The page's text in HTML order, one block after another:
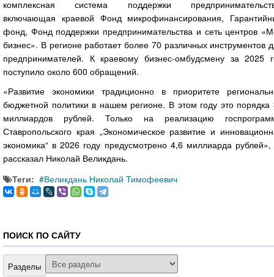
комплексная система поддержки
включающая краевой Фонд микрофинансирования,
фонд, Фонд поддержки предпринимательства и сеть центров
бизнес». В регионе работает более 70 различных инструментов
предпринимателей. К краевому бизнес-омбудсмену за 2025
поступило около 600 обращений.
«Развитие экономики традиционно в приоритете
бюджетной политики в нашем регионе. В этом году это порядка
миллиардов рублей. Только на реализацию
Ставропольского края „Экономическое развитие и
экономика“ в 2026 году предусмотрено 4,6 миллиарда
рассказал Николай Великдань.
Теги:
Великдань Николай Тимофеевич
ПОИСК ПО САЙТУ
Разделы